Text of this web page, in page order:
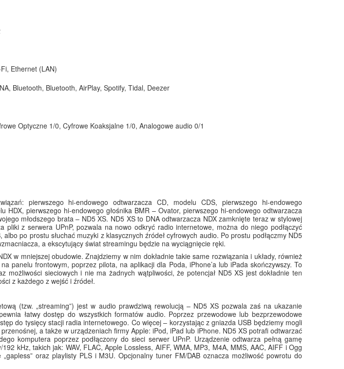
Ethernet (LAN)
Bluetooth, Bluetooth, AirPlay, Spotify, Tidal, Deezer
Optyczne 1/0, Cyfrowe Koaksjalne 1/0, Analogowe audio 0/1
pierwszego hi-endowego odtwarzacza CD, modelu CDS, pierwszego hi-endowego
HDX, pierwszego hi-endowego głośnika BMR – Ovator, pierwszego hi-endowego odtwarzacza
młodszego brata – ND5 XS. ND5 XS to DNA odtwarzacza NDX zamknięte teraz w stylowej
pliki z serwera UPnP, pozwala na nowo odkryć radio internetowe, można do niego podłączyć
albo po prostu słuchać muzyki z klasycznych źródeł cyfrowych audio. Po prostu podłączmy ND5
a ekscytujący świat streamingu będzie na wyciągnięcie ręki.
w mniejszej obudowie. Znajdziemy w nim dokładnie takie same rozwiązania i układy, również
panelu frontowym, poprzez pilota, na aplikacji dla Poda, iPhone’a lub iPada skończywszy. To
możliwości sieciowych i nie ma żadnych wątpliwości, że potencjał ND5 XS jest dokładnie ten
z każdego z wejść i źródeł.
(tzw. „streaming”) jest w audio prawdziwą rewolucją – ND5 XS pozwala zaś na ukazanie
łatwy dostęp do wszystkich formatów audio. Poprzez przewodowe lub bezprzewodowe
do tysięcy stacji radia internetowego. Co więcej – korzystając z gniazda USB będziemy mogli
a także w urządzeniach firmy Apple: iPod, iPad lub iPhone. ND5 XS potrafi odtwarzać
komputera poprzez podłączony do sieci serwer UPnP. Urządzenie odtwarza pełną gamę
kHz, takich jak: WAV, FLAC, Apple Lossless, AIFF, WMA, MP3, M4A, MMS, AAC, AIFF i Ogg
oraz playlisty PLS i M3U. Opcjonalny tuner FM/DAB oznacza możliwość powrotu do